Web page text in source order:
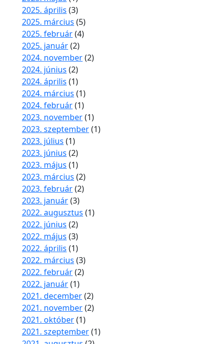
2025. április (3)
2025. március (5)
2025. február(4)
2025. január(2)
2024. november(2)
2024. június (2)
2024. április (1)
2024. március (1)
2024. február(1)
2023. november(1)
2023. szeptember(1)
2023. július (1)
2023. június (2)
2023. május (1)
2023. március (2)
2023. február(2)
2023. január(3)
2022. augusztus (1)
2022. június (2)
2022. május (3)
2022. április (1)
2022. március (3)
2022. február(2)
2022. január(1)
2021. december(2)
2021. november(2)
2021. október(1)
2021. szeptember(1)